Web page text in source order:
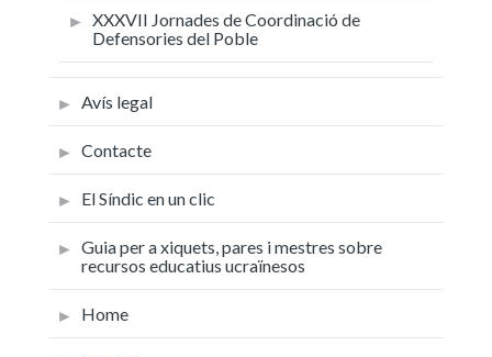
XXXVII Jornades de Coordinació de
Defensories del Poble
Avís legal
Contacte
El Síndic en un clic
Guia per a xiquets, pares i mestres sobre
recursos educatius ucraïnesos
Home